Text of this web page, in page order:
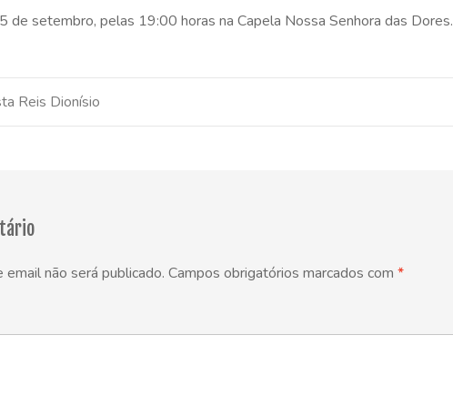
de setembro, pelas 19:00 horas na Capela Nossa Senhora das Dores.
Reis Dionísio
não será publicado. Campos obrigatórios marcados com *